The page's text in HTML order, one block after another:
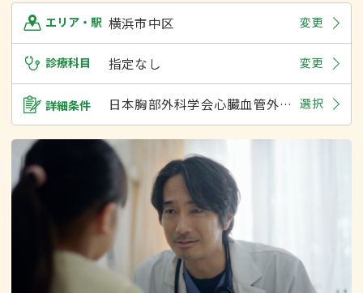
エリア・駅 横浜市中区 変更
診療科目 指定なし 変更
詳細条件 日本胸部外科学会心臓血管外科専門医 選択